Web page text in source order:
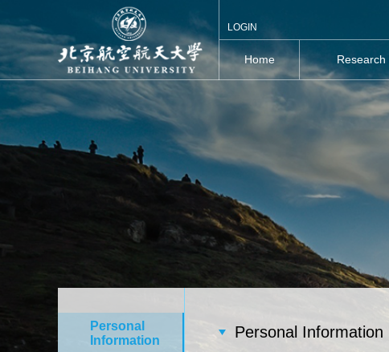
LOGIN
Home Research
Personal
Information
Personal Information